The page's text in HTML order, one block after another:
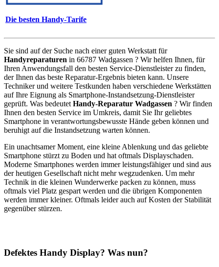
Die besten Handy-Tarife
Sie sind auf der Suche nach einer guten Werkstatt für
Handyreparaturen in 66787 Wadgassen ? Wir helfen Ihnen, für
Ihren Anwendungsfall den besten Service-Dienstleister zu finden,
der Ihnen das beste Reparatur-Ergebnis bieten kann. Unsere
Techniker und weitere Testkunden haben verschiedene Werkstätten
auf Ihre Eignung als Smartphone-Instandsetzung-Dienstleister
geprüft. Was bedeutet Handy-Reparatur Wadgassen ? Wir finden
Ihnen den besten Service im Umkreis, damit Sie Ihr geliebtes
Smartphone in verantwortungsbewusste Hände geben können und
beruhigt auf die Instandsetzung warten können.
Ein unachtsamer Moment, eine kleine Ablenkung und das geliebte
Smartphone stürzt zu Boden und hat oftmals Displayschaden.
Moderne Smartphones werden immer leistungsfähiger und sind aus
der heutigen Gesellschaft nicht mehr wegzudenken. Um mehr
Technik in die kleinen Wunderwerke packen zu können, muss
oftmals viel Platz gespart werden und die übrigen Komponenten
werden immer kleiner. Oftmals leider auch auf Kosten der Stabilität
gegenüber stürzen.
Defektes Handy Display? Was nun?